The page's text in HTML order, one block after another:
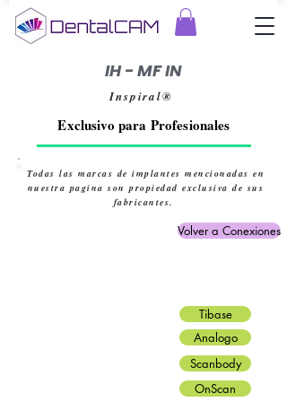
IH - MF IN
Inspiral®
Exclusivo para Profesionales
Todas las marcas de implantes mencionadas en
nuestra pagina son propiedad exclusiva de sus
fabricantes.
Volver a Conexiones
Tibase
Analogo
Scanbody
OnScan